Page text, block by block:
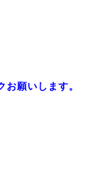
お願いします。